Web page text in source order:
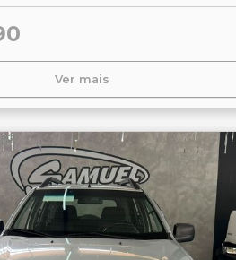
Ver mais